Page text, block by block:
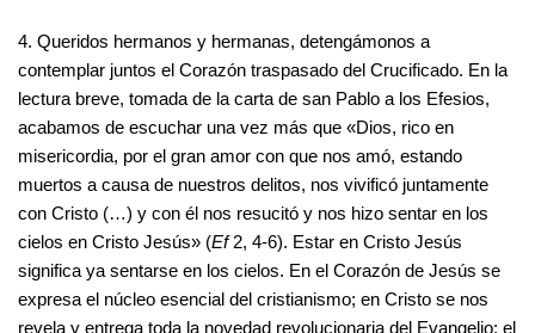
4. Queridos hermanos y hermanas, detengámonos a
contemplar juntos el Corazón traspasado del Crucificado. En la
lectura breve, tomada de la carta de san Pablo a los Efesios,
acabamos de escuchar una vez más que «Dios, rico en
misericordia, por el gran amor con que nos amó, estando
muertos a causa de nuestros delitos, nos vivificó juntamente
con Cristo (…) y con él nos resucitó y nos hizo sentar en los
cielos en Cristo Jesús» (Ef2, 4-6). Estar en Cristo Jesús
significa ya sentarse en los cielos. En el Corazón de Jesús se
expresa el núcleo esencial del cristianismo; en Cristo se nos
revela y entrega toda la novedad revolucionaria del Evangelio: el